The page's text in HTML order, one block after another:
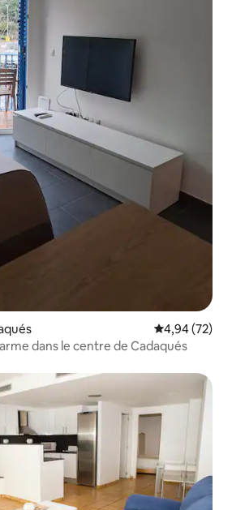
Évaluation
4,94 (72)
dans le centre de Cadaqués